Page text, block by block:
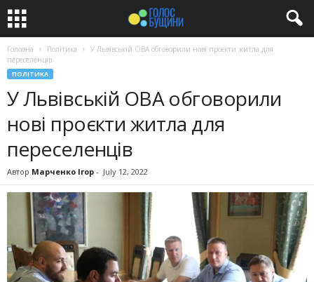
Головна Політика
У Львівській ОВА обговорили нові проєкти житла для
переселенців
ПОЛІТИКА
У Львівській ОВА обговорили
нові проєкти житла для
переселенців
Автор Марченко Ігор - July 12, 2022